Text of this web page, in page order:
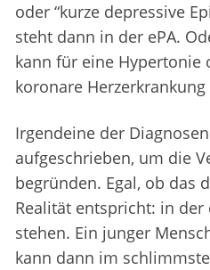
oder “kurze depressive
steht dann in der ePA.
kann für eine Hypertonie
koronare
Irgendeine der
aufgeschrieben, um die
begründen. Egal, ob das
Realität entspricht: in der
stehen. Ein junger
kann dann im